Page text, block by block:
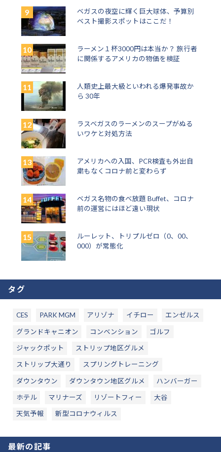
ベガスの夜空に輝く巨大球体、予算別
ベスト撮影スポットはここだ！
ラーメン１杯3000円は本当か？ 旅行者
に関係するアメリカの物価を検証
人類史上最大級といわれる爆発事故か
ら 30年
ラスベガスのラーメンのスープがぬる
いワケと対処方法
アメリカへの入国、PCR検査も外出自
粛もなくコロナ前と変わらず
ベガス名物の食べ放題 Buffet、コロナ
前の運営にはほど遠い現状
ルーレット、トリプルゼロ（0、00、
000）が常態化
タグ
CES PARK MGM アリゾナ イチロー エンゼルス
グランドキャニオン コンベンション ゴルフ
ジャックポット ストリップ地区グルメ
ストリップ大通り スプリングトレーニング
ダウンタウン ダウンタウン地区グルメ ハンバーガー
ホテル マリナーズ リゾートフィー 大谷
天気予報 新型コロナウィルス
最新の記事